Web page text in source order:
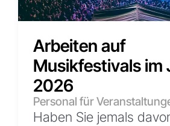
Arbeiten auf
Musikfestivals im
2026
Personal für
Haben Sie jemals